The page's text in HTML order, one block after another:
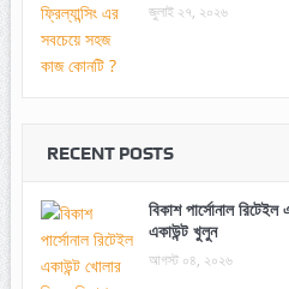
জুলাই ২৭, ২০২৬
RECENT POSTS
বিকাশ পার্সোনাল রিটেইল
একাউন্ট খুলুন
আগস্ট ০৪, ২০২৬